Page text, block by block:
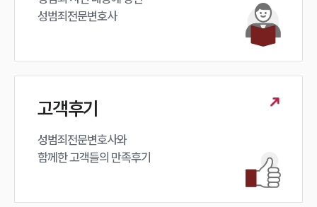
성범죄전문변호사
고객후기
성범죄전문변호사와
함께한 고객들의 만족후기